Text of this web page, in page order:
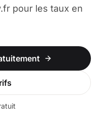
pour les taux en